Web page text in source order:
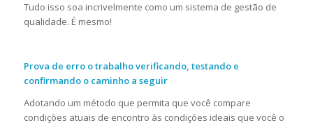
Tudo isso soa incrivelmente como um sistema de gestão de
qualidade. É mesmo!
Prova de erro o trabalho verificando, testando e
confirmando o caminho a seguir
Adotando um método que permita que você compare
condições atuais de encontro às condições ideais que você o